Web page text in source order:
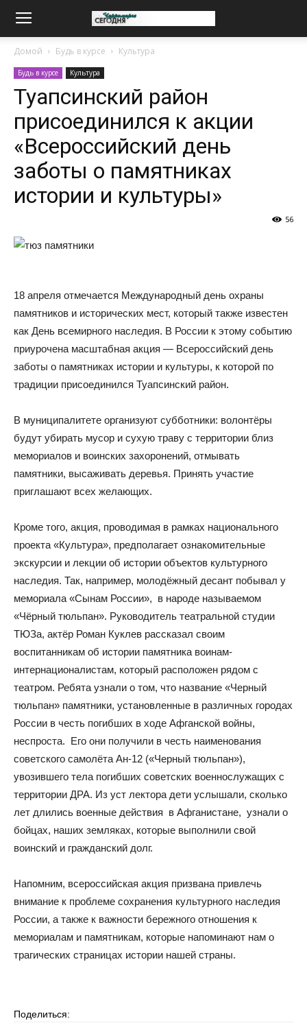
Домой Будь в курсе Культура
Будь в курсе Культура
Туапсинский район
присоединился к акции
«Всероссийский день
заботы о памятниках
истории и культуры»
56
18 апреля отмечается Международный день охраны
памятников и исторических мест, который также известен
как День всемирного наследия. В России к этому событию
приурочена масштабная акция — Всероссийский день
заботы о памятниках истории и культуры, к которой по
традиции присоединился Туапсинский район.
В муниципалитете организуют субботники: волонтёры
будут убирать мусор и сухую траву с территории близ
мемориалов и воинских захоронений, отмывать
памятники, высаживать деревья. Принять участие
приглашают всех желающих.
Кроме того, акция, проводимая в рамках национального
проекта «Культура», предполагает ознакомительные
экскурсии и лекции об истории объектов культурного
наследия. Так, например, молодёжный десант побывал у
мемориала «Сынам России», в народе называемом
«Чёрный тюльпан». Руководитель театральной студии
ТЮЗа, актёр Роман Куклев рассказал своим
воспитанникам об истории памятника воинам-
интернационалистам, который расположен рядом с
театром. Ребята узнали о том, что название «Черный
тюльпан» памятники, установленные в различных городах
России в честь погибших в ходе Афганской войны,
неспроста. Его они получили в честь наименования
советского самолёта Ан-12 («Черный тюльпан»),
увозившего тела погибших советских военнослужащих с
территории ДРА. Из уст лектора дети услышали, сколько
лет длились военные действия в Афганистане, узнали о
бойцах, наших земляках, которые выполнили свой
воинский и гражданский долг.
Напомним, всероссийская акция призвана привлечь
внимание к проблеме сохранения культурного наследия
России, а также к важности бережного отношения к
мемориалам и памятникам, которые напоминают нам о
трагических страницах истории нашей страны.
Поделиться: